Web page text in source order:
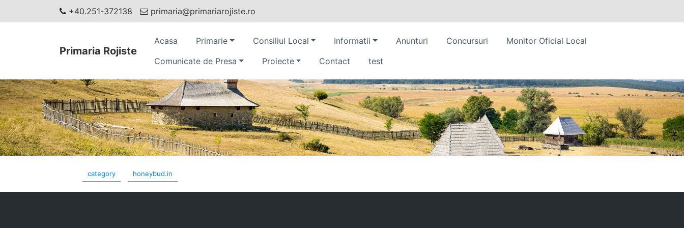
+40.251-372138 primaria@primariarojiste.ro
Primaria Rojiste
Acasa Primarie Consiliul Local Informatii Anunturi Concursuri
Monitor Oficial Local
Comunicate de Presa
Proiecte Contact test
category honeybud.in